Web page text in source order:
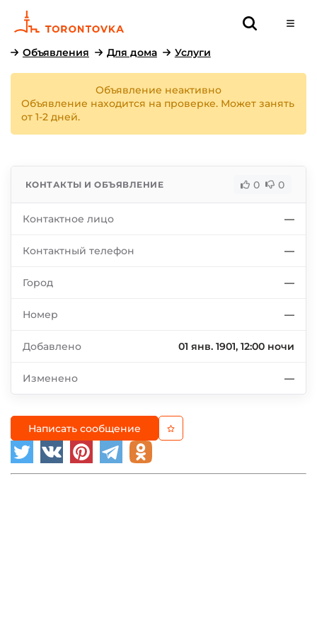
Объявления Для дома Услуги
Объявление неактивно
Объявление находится на проверке. Может занять
от 1-2 дней.
КОНТАКТЫ И ОБЪЯВЛЕНИЕ 0 0
Контактное лицо —
Контактный телефон —
Город —
Номер —
Добавлено 01 янв. 1901, 12:00 ночи
Изменено —
Написать сообщение